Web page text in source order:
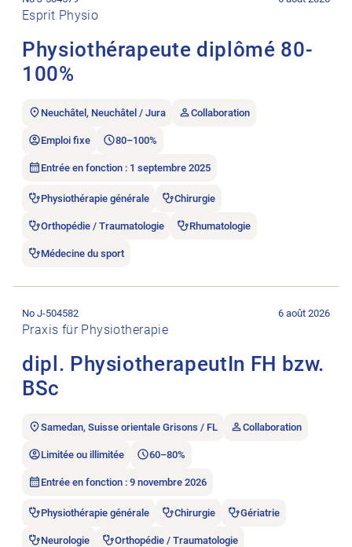
Esprit Physio
Physiothérapeute diplômé 80-
100%
Neuchâtel, Neuchâtel / Jura Collaboration
Emploi fixe 80–100%
Entrée en fonction : 1 septembre 2025
Physiothérapie générale Chirurgie
Orthopédie / Traumatologie Rhumatologie
Médecine du sport
Praxis für Physiotherapie
dipl. PhysiotherapeutIn FH bzw.
BSc
No J-504582 6 août 2026
Samedan, Suisse orientale Grisons / FL Collaboration
Limitée ou illimitée 60–80%
Entrée en fonction : 9 novembre 2026
Physiothérapie générale Chirurgie Gériatrie
Neurologie Orthopédie / Traumatologie